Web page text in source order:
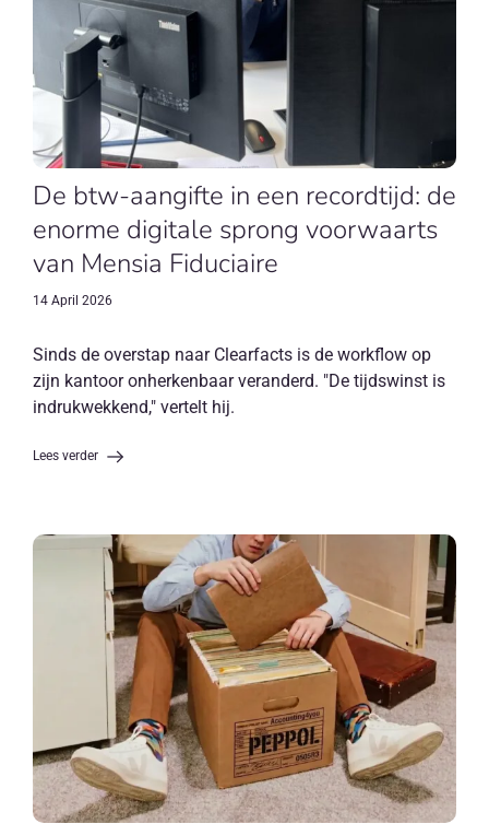
De btw-aangifte in een recordtijd: de
enorme digitale sprong voorwaarts
van Mensia Fiduciaire
14 April 2026
Sinds de overstap naar Clearfacts is de workflow op
zijn kantoor onherkenbaar veranderd. "De tijdswinst is
indrukwekkend," vertelt hij.
Lees verder